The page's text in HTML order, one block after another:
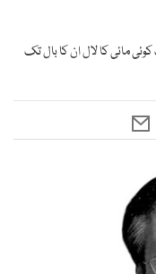
کوئی مائی کا لال ان کا بال تک